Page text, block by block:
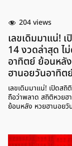
204 views
เลขเดิมมาแน่!
14 งวดล่าสุด ไ
อาทิตย์ ย้อนหลั
ฮานอยวันอาทิต
เลขเดิมมาแน่! เปิดส
ถือว่าพลาด สถิติหวย
ย้อนหลัง หวยฮานอยวั